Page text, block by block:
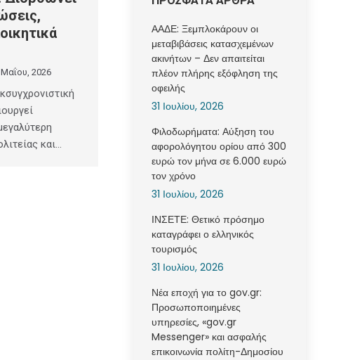
Μαΐου, 2026
και…
ΑΑΔΕ: Ξεμπλοκάρουν οι
μεταβιβάσεις κατασχεμένων
ακινήτων – Δεν απαιτείται
πλέον πλήρης εξόφληση της
οφειλής
31 Ιουλίου, 2026
Φιλοδωρήματα: Αύξηση του
αφορολόγητου ορίου από 300
ευρώ τον μήνα σε 6.000 ευρώ
τον χρόνο
31 Ιουλίου, 2026
ΙΝΣΕΤΕ: Θετικό πρόσημο
καταγράφει ο ελληνικός
τουρισμός
31 Ιουλίου, 2026
Νέα εποχή για το gov.gr:
Προσωποποιημένες
υπηρεσίες, «gov.gr
Messenger» και ασφαλής
επικοινωνία πολίτη-Δημοσίου